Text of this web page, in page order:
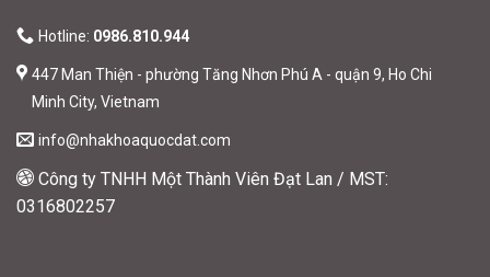
Hotline: 0986.810.944
447 Man Thiện - phường Tăng Nhơn Phú A - quận 9, Ho Chi
Minh City, Vietnam
info@nhakhoaquocdat.com
Công ty TNHH Một Thành Viên Đạt Lan / MST:
0316802257